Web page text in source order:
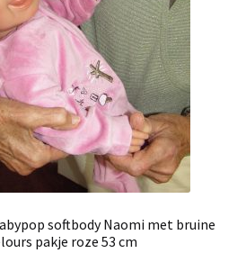
softbody Naomi met bruine
pakje roze 53 cm